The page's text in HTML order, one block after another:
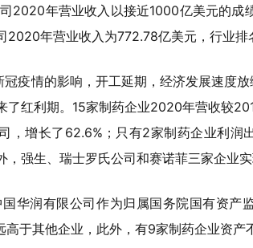
2020年营业收入以接近1000亿美元的成
2020年营业收入为772.78亿美元，行业排
疫情的影响，开工延期，经济发展速度
了红利期。15家制药企业2020年营收较
，增长了62.6%；只有2家制药企业利润
，强生、瑞士罗氏公司和赛诺菲三家企业实
华润有限公司作为归属国务院国有资产
于其他企业，此外，有9家制药企业资产